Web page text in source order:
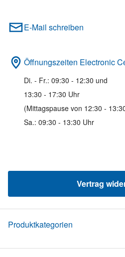
E-Mail schreiben
Öffnungszeiten Electronic
Di. - Fr.: 09:30 - 12:30 und
13:30 - 17:30 Uhr
(Mittagspause von 12:30 -
Sa.: 09:30 - 13:30 Uhr
Vertrag
Produktkategorien